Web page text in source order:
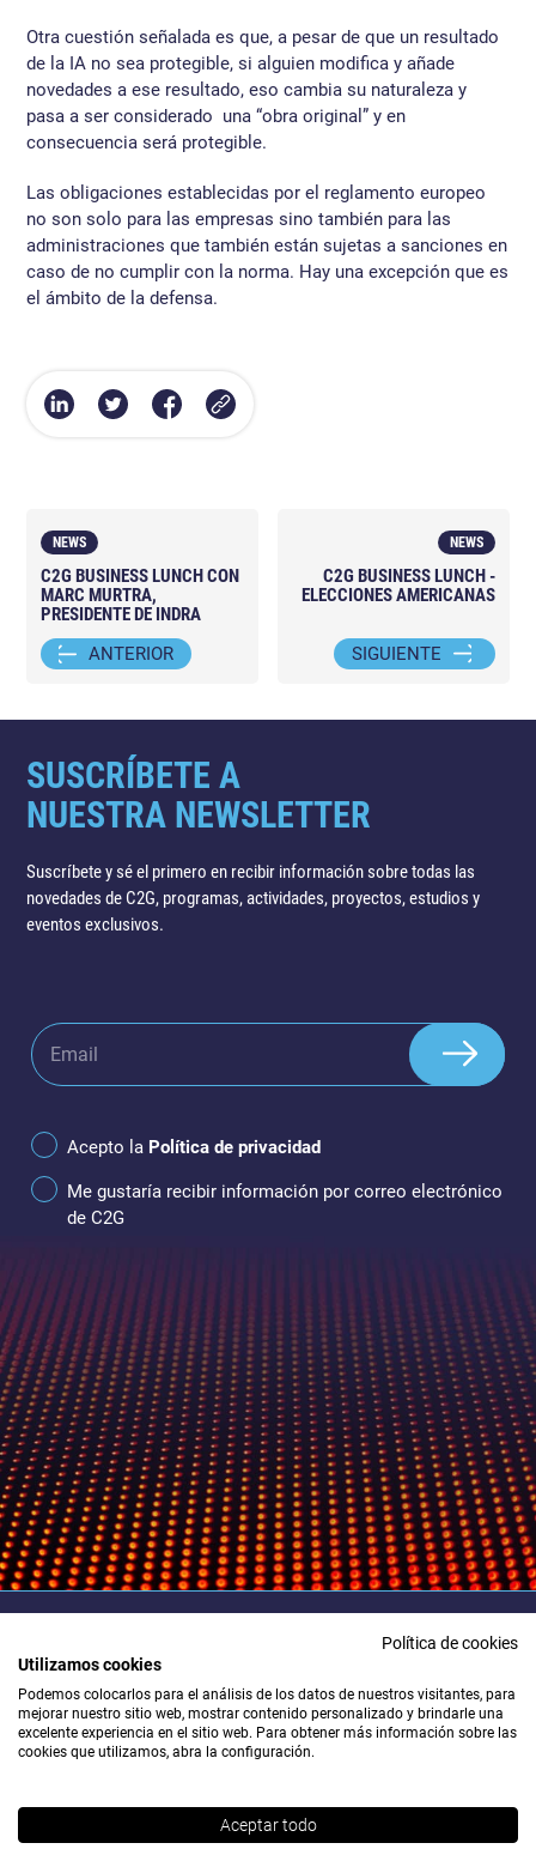
Otra cuestión señalada es que, a pesar de que un resultado
de la IA no sea protegible, si alguien modifica y añade
novedades a ese resultado, eso cambia su naturaleza y
pasa a ser considerado una “obra original” y en
consecuencia será protegible.
Las obligaciones establecidas por el reglamento europeo
no son solo para las empresas sino también para las
administraciones que también están sujetas a sanciones en
caso de no cumplir con la norma. Hay una excepción que es
el ámbito de la defensa.
NEWS
C2G BUSINESS LUNCH CON
MARC MURTRA,
PRESIDENTE DE INDRA
ANTERIOR
NEWS
C2G BUSINESS LUNCH -
ELECCIONES AMERICANAS
SIGUIENTE
SUSCRÍBETE A
NUESTRA NEWSLETTER
Suscríbete y sé el primero en recibir información sobre todas las
novedades de C2G, programas, actividades, proyectos, estudios y
eventos exclusivos.
Acepto la Política de privacidad
Me gustaría recibir información por correo electrónico
de C2G
Para cualquier duda póngase en contacto con nosotros
e intentaremos responder lo antes posible.
T: +34 671 982 384
Aviso legal Protección de datos
Política de cookies
Utilizamos cookies
Podemos colocarlos para el análisis de los datos de nuestros visitantes, para
mejorar nuestro sitio web, mostrar contenido personalizado y brindarle una
excelente experiencia en el sitio web. Para obtener más información sobre las
cookies que utilizamos, abra la configuración.
Aceptar todo